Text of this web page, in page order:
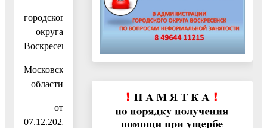
городского
округа
Воскресенск
Московской
области
от
07.12.2022